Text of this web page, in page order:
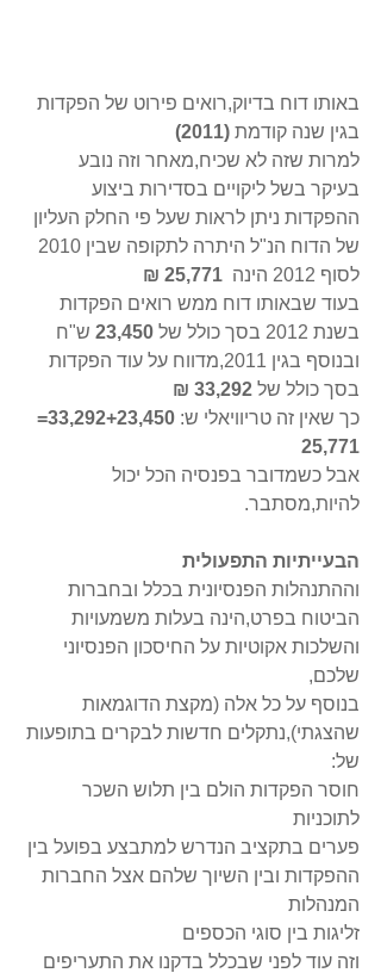
באותו דוח בדיוק,רואים פירוט של הפקדות
בגין שנה קודמת (2011)
למרות שזה לא שכיח,מאחר וזה נובע
בעיקר בשל ליקויים בסדירות ביצוע
ההפקדות ניתן לראות שעל פי החלק העליון
לסוף 2012 הינה
25,771 ₪
בעוד שבאותו דוח ממש רואים הפקדות
בשנת 2012 בסך כולל של
ש"ח
ובנוסף בגין 2011,מדווח על עוד הפקדות
בסך כולל של 33,292 ₪
כך שאין זה טריוויאלי ש:
33,292+23,450=
25,771
אבל כשמדובר בפנסיה הכל יכול
להיות,מסתבר.
הבעייתיות התפעולית
וההתנהלות הפנסיונית בכלל ובחברות
הביטוח בפרט,הינה בעלות משמעויות
והשלכות אקוטיות על החיסכון הפנסיוני
שלכם,
בנוסף על כל אלה (מקצת הדוגמאות
שהצגתי),נתקלים חדשות לבקרים בתופעות
של:
חוסר הפקדות הולם בין תלוש השכר
לתוכניות
פערים בתקציב הנדרש למתבצע בפועל בין
ההפקדות ובין השיוך שלהם אצל החברות
המנהלות
זליגות בין סוגי הכספים
וזה עוד לפני שבכלל בדקנו את התעריפים